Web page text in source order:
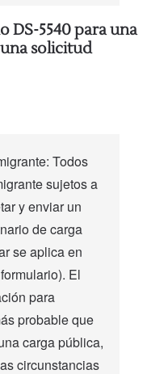
DS-5540 para una
solicitud
Todos
sujetos a
y enviar un
de carga
se aplica en
El
para
probable que
carga pública,
circunstancias